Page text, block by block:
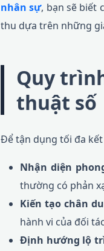
nhân sự, bạn sẽ biết
thu dựa trên những
Quy
thuật số
Để tận dụng tối đa
Nhận diện
thường có phản
Kiến tạo chân
hành vi của đối
Định hướng lộ